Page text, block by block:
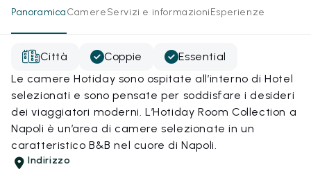
PanoramicaCamereServizi e informazioniEsperienze
Città Coppie
Essential
Le camere Hotiday sono ospitate all’interno di Hotel
selezionati e sono pensate per soddisfare i desideri
dei viaggiatori moderni. L’Hotiday Room Collection a
Napoli è un’area di camere selezionate in un
caratteristico B&B nel cuore di Napoli.
Indirizzo